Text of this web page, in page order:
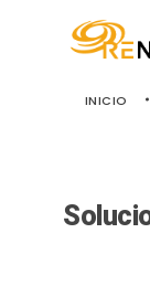
INICIO